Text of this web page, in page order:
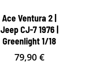
Ace Ventura 2 |
Jeep CJ-7 1976 |
Greenlight 1/18
79,90 €